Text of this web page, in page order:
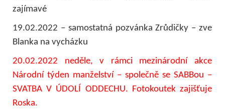
zajímavé
19.02.2022 – samostatná pozvánka Zrůdičky – zve
Blanka na vycházku
20.02.2022 neděle, v rámci mezinárodní akce
Národní týden manželství – společně se SABBou –
SVATBA V ÚDOLÍ ODDECHU. Fotokoutek zajišťuje
Roska.